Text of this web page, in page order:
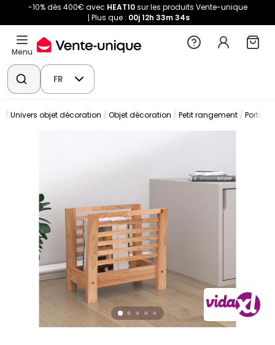
-10% dès 400€ avec HEAT10sur les produits Vente-unique
Plus que : 00j 12h 33m 34s
Menu
FR
Univers objet décoration Objet décoration Petit rangement Porte